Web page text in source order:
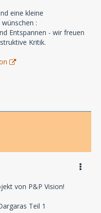
eine kleine
:
Entspannen - wir freuen
Kritik.
von P&P Vision!
Teil 1